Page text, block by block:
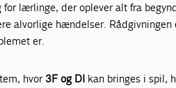
lærlinge, der oplever alt fra
alvorlige hændelser. Rådgivningen
er.
hvor 3F og DI kan bringes i spil,